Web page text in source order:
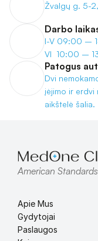
Žvalgų g. 5-
Darbo
I-V 09:00 –
VI  10:00 –
Patogus
Dvi
įėjimo ir erdvi
aikštelė šalia.
American Standards
Apie Mus
Gydytojai
Paslaugos